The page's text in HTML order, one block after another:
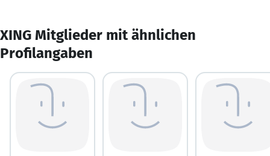
XING Mitglieder mit ähnlichen
Profilangaben